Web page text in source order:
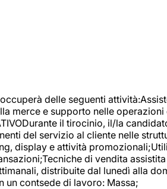
delle seguenti
merce e supporto nelle
il tirocinio, il/la
del servizio al cliente nelle
display e attività
di vendita
distribuite dal lunedì alla
contsede di lavoro: Massa;